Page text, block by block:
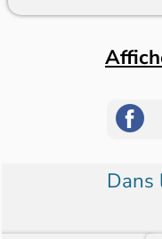
Dans